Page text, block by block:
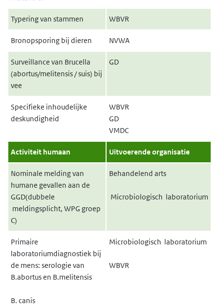
Typering van stammen WBVR
Bronopsporing bij dieren NVWA
Surveillance van Brucella
(abortus/melitensis / suis) bij
vee
GD
Specifieke inhoudelijke
deskundigheid
WBVR
GD
VMDC
Activiteit humaan Uitvoerende organisatie
Nominale melding van
humane gevallen aan de
GGD(dubbele
meldingsplicht, WPG groep
C)
Behandelend arts
Microbiologisch laboratorium
Primaire
laboratoriumdiagnostiek bij
de mens: serologie van
B.abortus en B.melitensis
B. canis
Microbiologisch laboratorium
WBVR